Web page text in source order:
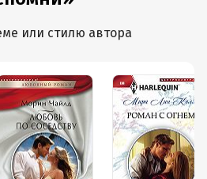
или стилю автора